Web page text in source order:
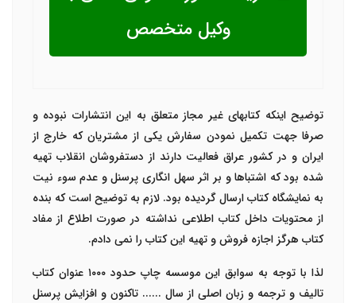
وکیل متخصص
توضیح اینکه کتابهای غیر مجاز متعلق به این انتشارات نبوده و
صرفا جهت تکمیل نمودن سفارش یکی از مشتریان که خارج از
ایران و در کشور عراق فعالیت دارند از دستفروشان انقلاب تهیه
شده بود که اشتباها و بر اثر سهل انگاری پرسنل و عدم سوء نیت
به نمایشگاه کتاب ارسال گردیده بود. لازم به توضیح است که بنده
از محتویات داخل کتاب اطلاعی نداشته در صورت اطلاع از مفاد
کتاب هرگز اجازه فروش و تهیه این کتاب را نمی دادم.
لذا با توجه به سوابق این موسسه چاپ حدود ۱۰۰۰
عنوان کتاب
تالیف و ترجمه و زبان اصلی از سال ...... تاکنون و افزایش پرسنل